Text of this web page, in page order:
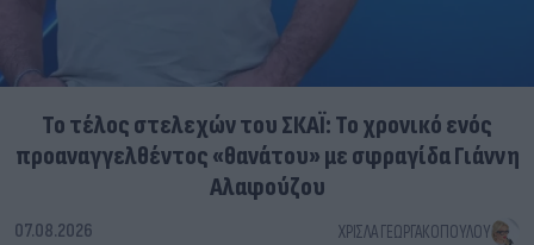
Το τέλος στελεχών του ΣΚΑΪ: Το χρονικό ενός
προαναγγελθέντος «θανάτου» με σφραγίδα Γιάννη
Αλαφούζου
07.08.2026 ΧΡΊΣΛΑ ΓΕΩΡΓΑΚΟΠΟΎΛΟΥ